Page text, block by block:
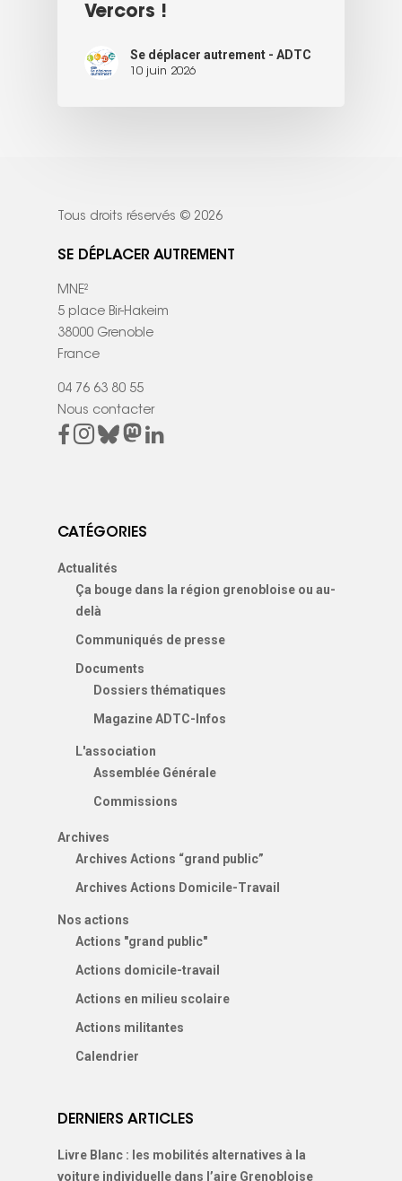
Vercors !
Se déplacer autrement - ADTC
10 juin 2026
Tous droits réservés © 2026
SE DÉPLACER AUTREMENT
MNE²
5 place Bir-Hakeim
38000 Grenoble
France
04 76 63 80 55
Nous contacter
CATÉGORIES
Actualités
Ça bouge dans la région grenobloise ou au-
delà
Communiqués de presse
Documents
Dossiers thématiques
Magazine ADTC-Infos
L'association
Assemblée Générale
Commissions
Archives
Archives Actions “grand public”
Archives Actions Domicile-Travail
Nos actions
Actions "grand public"
Actions domicile-travail
Actions en milieu scolaire
Actions militantes
Calendrier
DERNIERS ARTICLES
Livre Blanc : les mobilités alternatives à la
voiture individuelle dans l’aire Grenobloise